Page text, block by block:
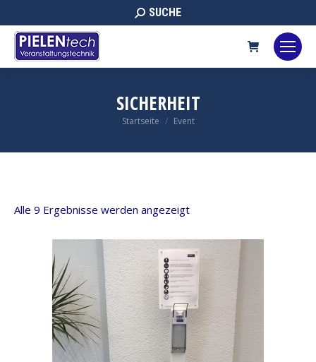
Search:
SUCHE
SICHERHEIT
Sie befinden sich hier:
Startseite Event
Alle 9 Ergebnisse werden angezeigt